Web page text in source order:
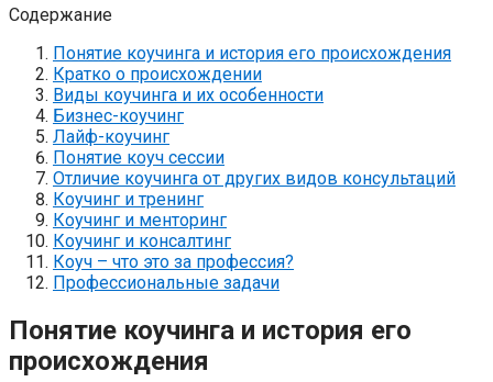
Содержание
Понятие коучинга и история его происхождения
Кратко о происхождении
Виды коучинга и их особенности
Бизнес-коучинг
Лайф-коучинг
Понятие коуч сессии
Отличие коучинга от других видов консультаций
Коучинг и тренинг
Коучинг и менторинг
Коучинг и консалтинг
Коуч – что это за профессия?
Профессиональные задачи
Понятие коучинга и история его
происхождения